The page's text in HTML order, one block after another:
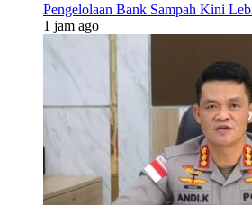
Pengelolaan Bank Sampah Kini
1 jam ago